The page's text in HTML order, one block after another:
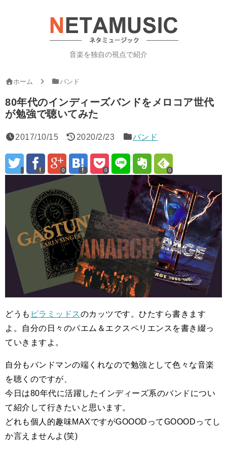
音楽を独自の視点で紹介
ホーム バンド
80年代のインディーズバンドをメロコア世代
が勉強で聴いてみた
2017/10/15 2020/2/23 バンド
0 0 0
どうも ピラミッドスのカッツです。ひたすら書きます
よ。自分の日々のパエム＆エクスペリエンスを書き綴っ
ていきますよ。
自分もバンドマンの端くれなので勉強として色々な音楽
を聴くのですが、
今日は80年代に活躍したインディーズ系のバンドについ
て紹介して行きたいと思います。
どれも個人的趣味MAXですがGOOODってGOOODってし
か言えませんよ(笑)